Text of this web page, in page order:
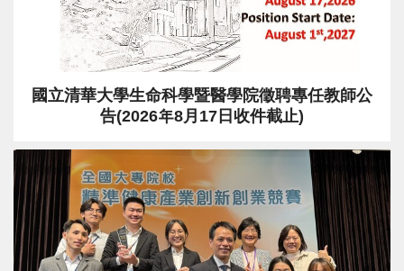
國立清華大學生命科學暨醫學院徵聘專任教師公
告(2026年8月17日收件截止)